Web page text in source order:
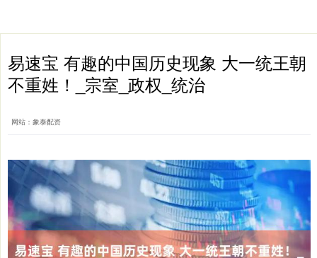
易速宝 有趣的中国历史现象 大一统王朝
不重姓！_宗室_政权_统治
网站：象泰配资